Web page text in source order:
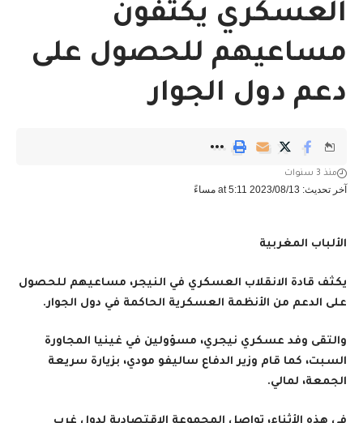
العسكري يكثفون
مساعيهم للحصول على
دعم دول الجوار
آخر تحديث: 2023/08/13 at 5:11 مساءً
منذ 3 سنوات
الألباب المغربية
يكثف قادة الانقلاب العسكري في النيجر، مساعيهم للحصول
على الدعم من الأنظمة العسكرية الحاكمة في دول الجوار.
والتقى وفد عسكري نيجري، مسؤولين في غينيا المجاورة
السبت، كما قام وزير الدفاع ساليفو مودي، بزيارة سريعة
الجمعة، لمالي.
في هذه الأثناء، تواصل المجموعة الاقتصادية لدول غرب